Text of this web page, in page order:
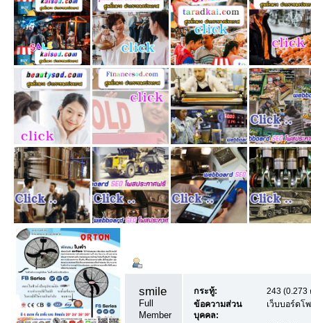
smile
Full
Member
กระทู้:
243 (0.273
ข้อความส่วน
บุคคล:
เว็บบอร์ดโ